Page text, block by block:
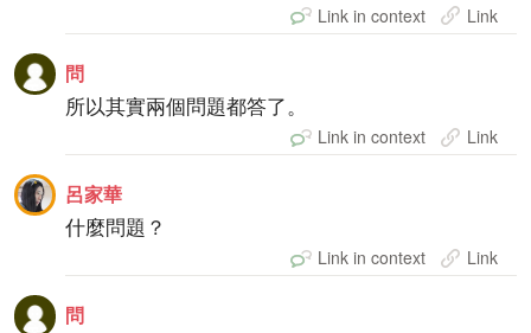
Link in context Link
問
所以其實兩個問題都答了。
Link in context Link
呂家華
什麼問題？
Link in context Link
問